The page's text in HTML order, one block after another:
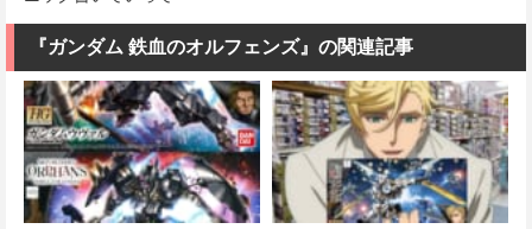
『ガンダム 鉄血のオルフェンズ』の関連記事